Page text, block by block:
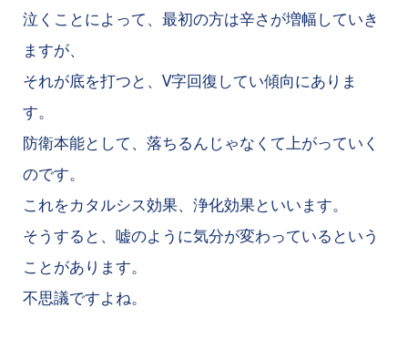
泣くことによって、最初の方は辛さが増幅していき
ますが、
それが底を打つと、V字回復してい傾向にありま
す。
防衛本能として、落ちるんじゃなくて上がっていく
のです。
これをカタルシス効果、浄化効果といいます。
そうすると、嘘のように気分が変わっているという
ことがあります。
不思議ですよね。